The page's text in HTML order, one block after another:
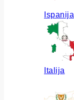
Ispanija
Italija